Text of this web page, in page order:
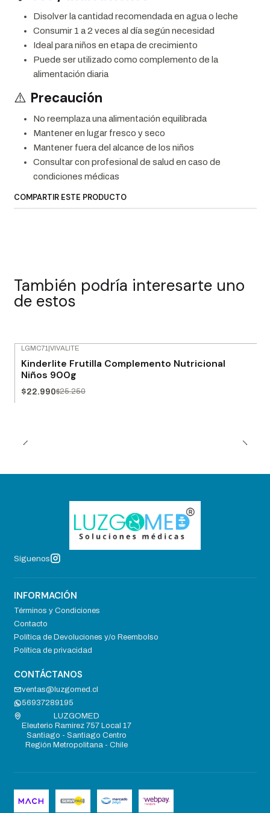
Disolver la cantidad recomendada en agua o leche
Consumir 1 a 2 veces al día según necesidad
Ideal para niños en etapa de crecimiento
Puede ser utilizado como complemento de la
alimentación diaria
⚠️ Precaución
No reemplaza una alimentación equilibrada
Mantener en lugar fresco y seco
Mantener fuera del alcance de los niños
Consultar con profesional de salud en caso de
condiciones médicas
COMPARTIR ESTE PRODUCTO
También podría interesarte uno
de estos
LGMC71 |VIVALITE
Kinderlite Frutilla Complemento Nutricional
Niños 900g
$22.990$25.250
Síguenos
INFORMACIÓN
Términos y Condiciones
Contacto
Política de Devoluciones y/o Reembolso
Política de privacidad
CONTÁCTANOS
ventas@luzgomed.cl
56937289195
LUZGOMED
Eleuterio Ramirez 757 Local 17
Santiago - Santiago Centro
Región Metropolitana - Chile